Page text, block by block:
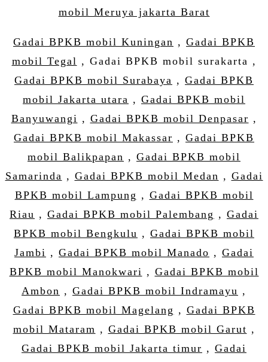
mobil Meruya jakarta Barat
Gadai BPKB mobil Kuningan , Gadai BPKB
mobil Tegal , Gadai BPKB mobil surakarta ,
Gadai BPKB mobil Surabaya , Gadai BPKB
mobil Jakarta utara , Gadai BPKB mobil
Banyuwangi , Gadai BPKB mobil Denpasar ,
Gadai BPKB mobil Makassar , Gadai BPKB
mobil Balikpapan , Gadai BPKB mobil
Samarinda , Gadai BPKB mobil Medan , Gadai
BPKB mobil Lampung , Gadai BPKB mobil
Riau , Gadai BPKB mobil Palembang , Gadai
BPKB mobil Bengkulu , Gadai BPKB mobil
Jambi , Gadai BPKB mobil Manado , Gadai
BPKB mobil Manokwari , Gadai BPKB mobil
Ambon , Gadai BPKB mobil Indramayu ,
Gadai BPKB mobil Magelang , Gadai BPKB
mobil Mataram , Gadai BPKB mobil Garut ,
Gadai BPKB mobil Jakarta timur , Gadai